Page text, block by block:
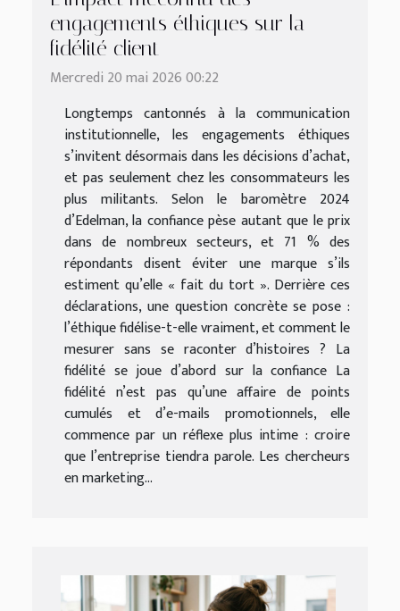
engagements éthiques sur la
fidélité client
Mercredi 20 mai 2026 00:22
Longtemps cantonnés à la communication
institutionnelle, les engagements éthiques
s’invitent désormais dans les décisions d’achat,
et pas seulement chez les consommateurs les
plus militants. Selon le baromètre 2024
d’Edelman, la confiance pèse autant que le prix
dans de nombreux secteurs, et 71 % des
répondants disent éviter une marque s’ils
estiment qu’elle « fait du tort ». Derrière ces
déclarations, une question concrète se pose :
l’éthique fidélise-t-elle vraiment, et comment le
mesurer sans se raconter d’histoires ? La
fidélité se joue d’abord sur la confiance La
fidélité n’est pas qu’une affaire de points
cumulés et d’e-mails promotionnels, elle
commence par un réflexe plus intime : croire
que l’entreprise tiendra parole. Les chercheurs
en marketing...